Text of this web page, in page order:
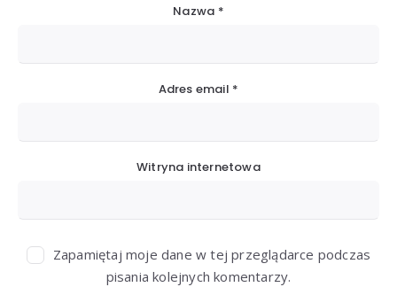
Nazwa *
Adres email *
Witryna internetowa
Zapamiętaj moje dane w tej przeglądarce podczas
pisania kolejnych komentarzy.